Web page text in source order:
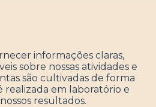
informações claras,
sobre nossas atividades e
são cultivadas de forma
realizada em laboratório e
resultados.